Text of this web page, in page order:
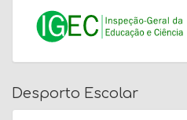
Desporto Escolar